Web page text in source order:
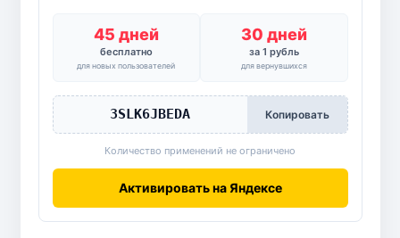
45 дней
бесплатно
для новых пользователей
30 дней
за 1 рубль
для вернувшихся
3SLK6JBEDA Копировать
Количество применений не ограничено
Активировать на Яндексе